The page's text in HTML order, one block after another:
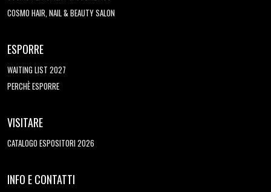
COSMO HAIR, NAIL & BEAUTY SALON
ESPORRE
WAITING LIST 2027
PERCHÈ ESPORRE
VISITARE
CATALOGO ESPOSITORI 2026
INFO E CONTATTI